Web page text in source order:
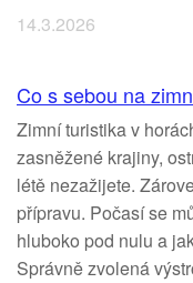
14.3.2026
Co s sebou na
Zimní turistika v
zasněžené krajiny,
létě nezažijete.
přípravu. Počasí se
hluboko pod nulu a
Správně zvolená